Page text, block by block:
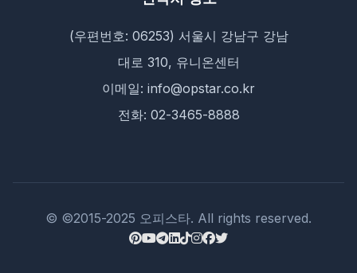
(우편번호: 06253) 서울시 강남구 강남
대로 310, 유니온센터
이메일: info@opstar.co.kr
전화: 02-3465-8888
© ©2015-2025 오피스타. All rights reserved.